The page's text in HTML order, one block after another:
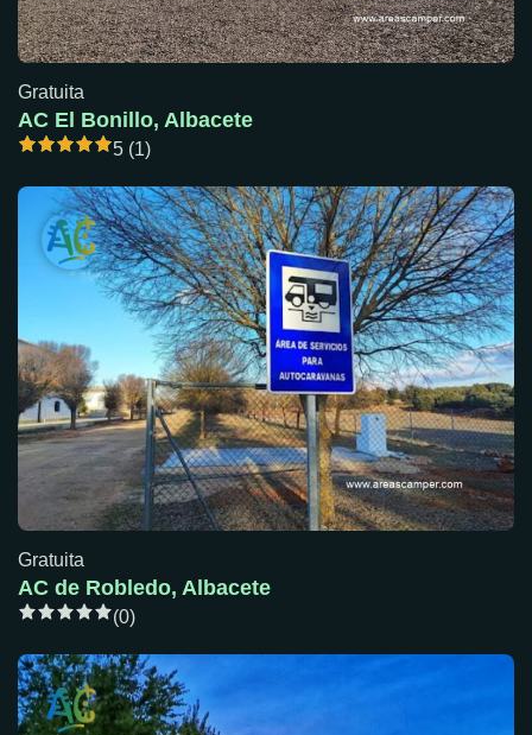
Gratuita
AC El Bonillo, Albacete
5 (1)
Gratuita
AC de Robledo, Albacete
(0)